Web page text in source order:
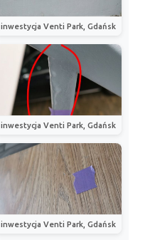
inwestycja Venti Park, Gdańsk
inwestycja Venti Park, Gdańsk
inwestycja Venti Park, Gdańsk